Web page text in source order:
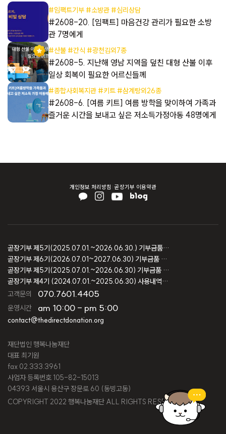
마실 수 있도록 돕습니다. - 칫솔살균기: 위생적인 구강 관리를
돕고, 올바른 생활 습관을 형성하는 데 도움을 줍니다. - 보조
배터리: 디지털 학습이 늘어나는 요즘, 원격 수업과 학습 앱 활
용을 돕기 위한 필수품입니다. - 라벨프린터: 자신의 물건을 정
리하고 관리하는 습관을 길러 주는 실용적인 아이템입니다. *
식료품 – 건강한 성장과 학습을 위한 필수 에너지원! 영양가 있
는 식사는 아이들의 집중력과 학업 성취도를 높이는 중요한 요
소입니다. 그러나 경제적 어려움으로 인해 끼니를 거르는 아이
들도 많습니다. - 고기류(갈비, 삼겹살): 성장기 아이들에게 꼭
필요한 단백질을 공급합니다. - 과일류: 비타민과 미네랄을 보
니다. 아이들이 앞으로 경험할 세상이 조금은 더 따뜻하다는 것
을 이번 기회를 통해 함께 알려주고 싶습니다. 우리 아이들이
#임팩트기부 #소방관 #심리상담
#2608-20. [임팩트] 마음건강 관리가 필요한 소방
관 7명에게
#산불 #간식 #광천김외7종
#2608-5. 지난해 영남 지역을 덮친 대형 산불 이후
일상 회복이 필요한 어르신들께
#종합사회복지관 #키트 #삼계탕외26종
#2608-6. [여름 키트] 여름 방학을 맞이하여 가족과
즐거운 시간을 보내고 싶은 저소득가정아동 48명에게
개인정보 처리방침 곧장기부 이용약관
고객문의 070.7601.4405
운영시간 am 10:00 - pm 5:00
contact@thedirectdonation.org
재단법인 행복나눔재단
대표 최기원
fax 02.333.3961
사업자 등록번호 105-82-15013
04393 서울시 용산구 장문로 60 (동빙고동)
COPYRIGHT 2022 행복나눔재단 ALL RIGHTS RESERVED.
곧장기부 제5기(2025.07.01.~2026.06.30.) 기부금품 모집결과 보고
곧장기부 제6기(2026.07.01~2027.06.30) 기부금품 모집등록 보고
곧장기부 제5기(2025.07.01.~2026.06.30) 기부금품 모집등록 보고
곧장기부 제4기 (2024.07.01.~2025.06.30) 사용내역 및 회계감사 보고